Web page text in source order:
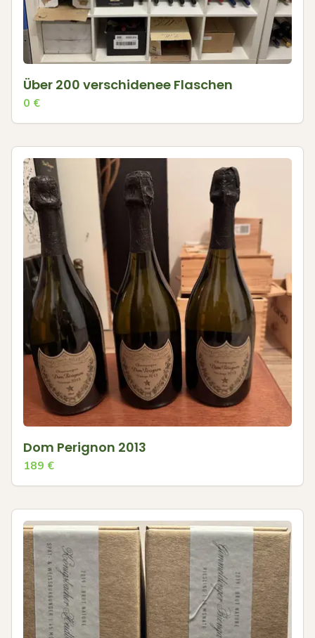
Über 200 verschidenee Flaschen
0 €
Dom Perignon 2013
189 €